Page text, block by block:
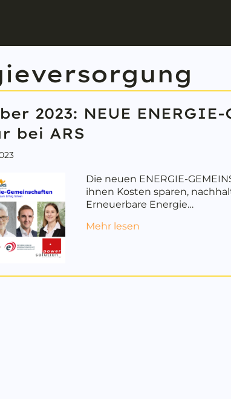
2023: NEUE ENERGIE-
bei ARS
Die neuen ENERGIE-
ihnen Kosten sparen,
Erneuerbare Energie…
Mehr lesen about 5. Oktober